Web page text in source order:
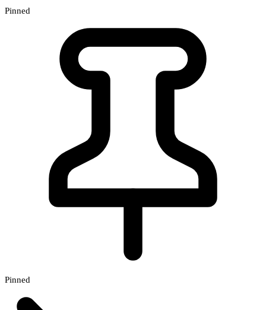
Pinned
Pinned